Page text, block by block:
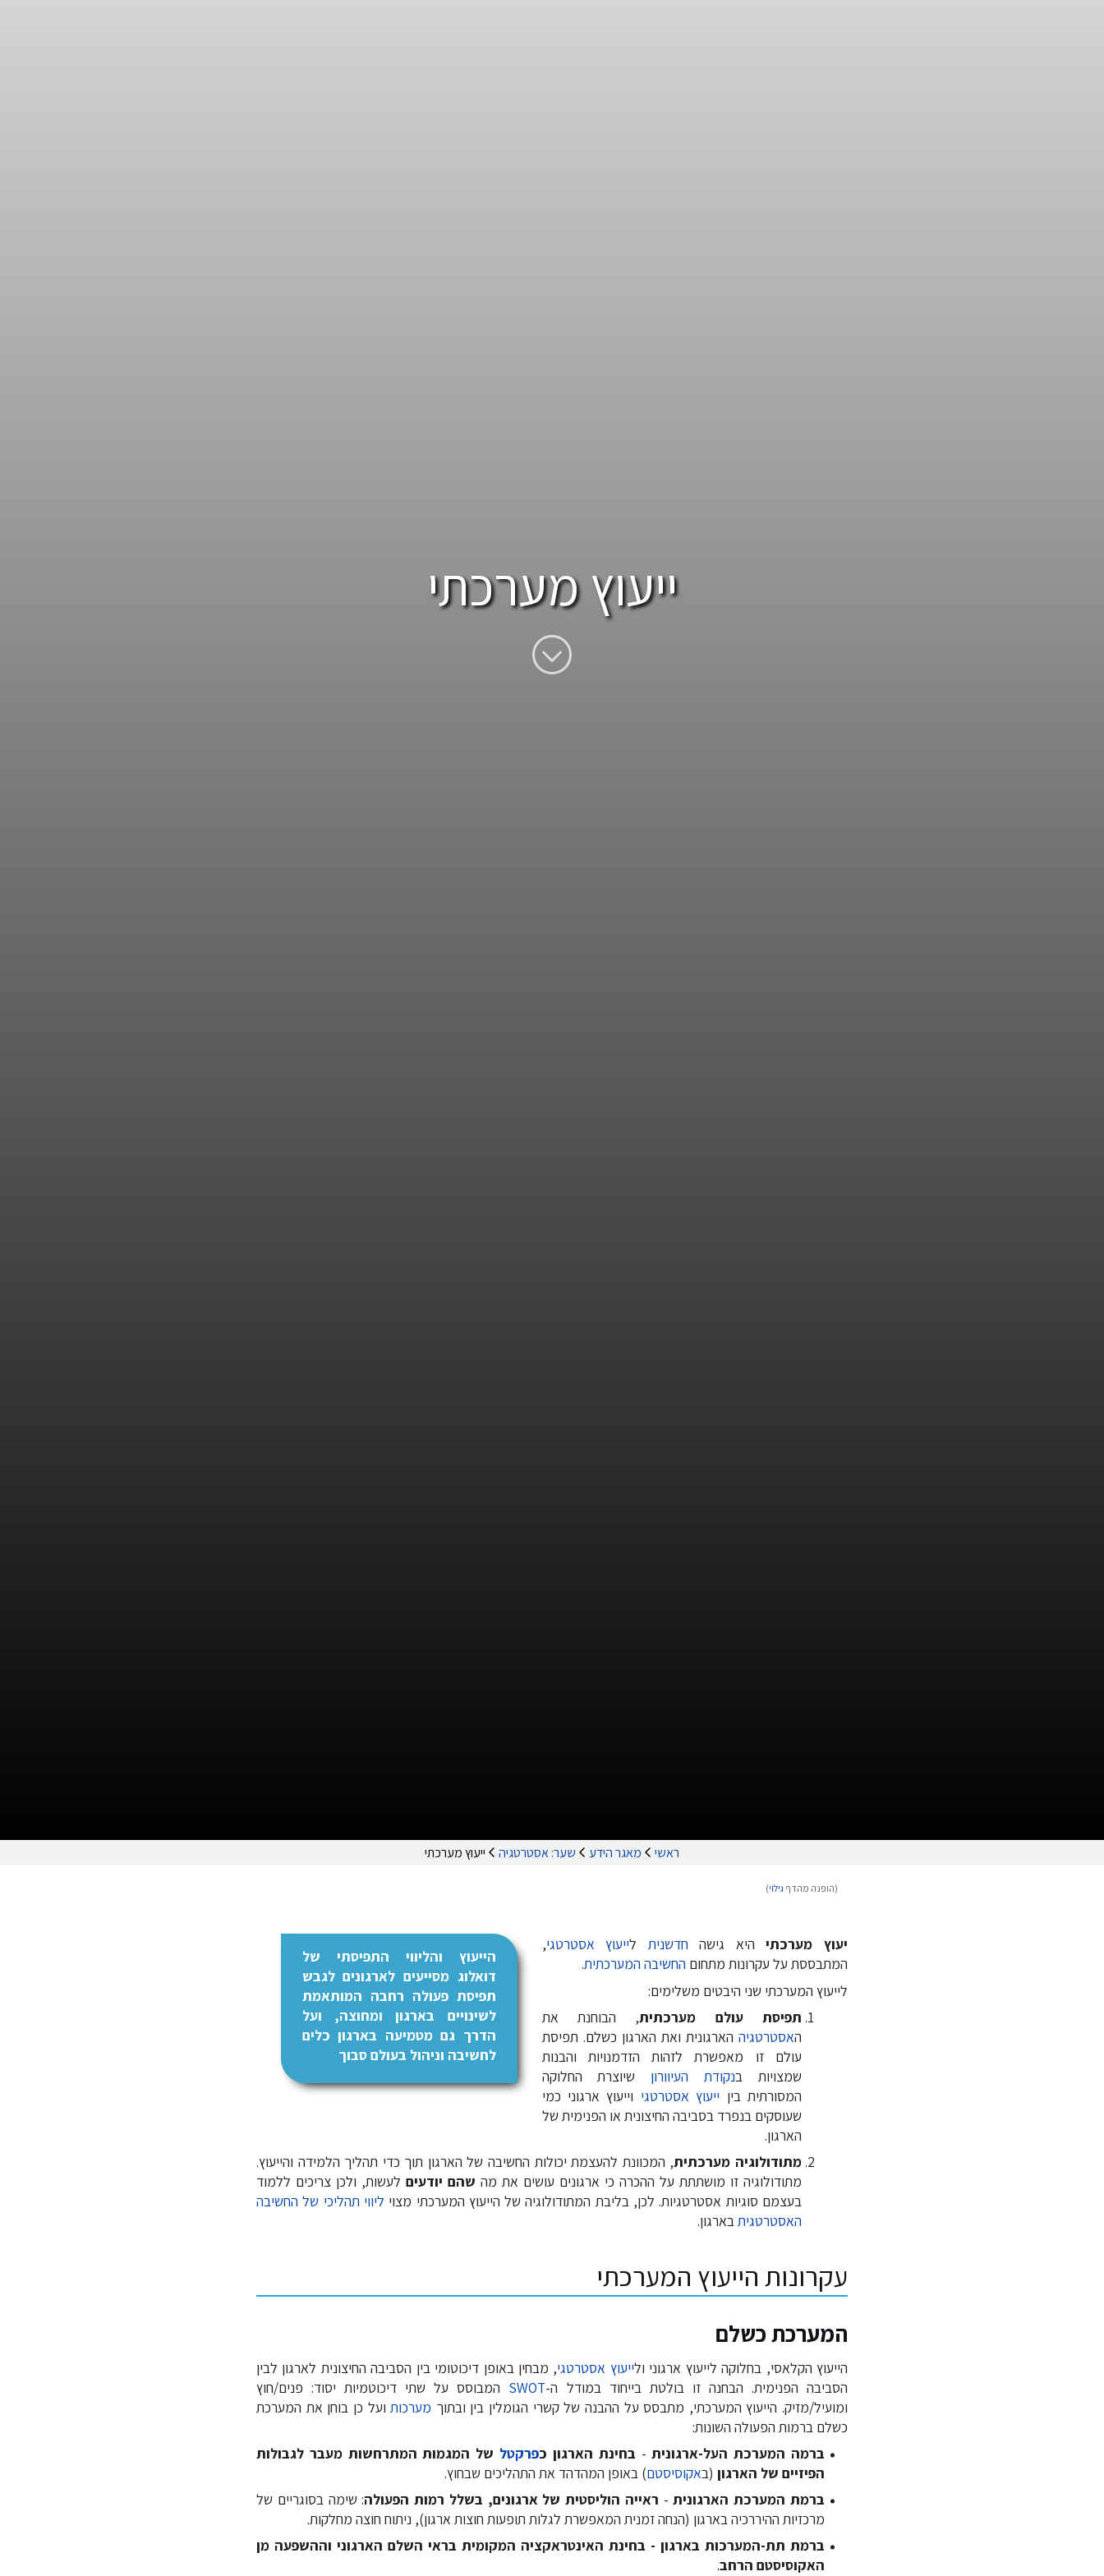
ייעוץ מערכתי
ראשי מאגר הידע שער: אסטרטגיה ייעוץ מערכתי
(הופנה מהדף גילוי)
הייעוץ והליווי התפיסתי של
דואלוג מסייעים לארגונים לגבש
תפיסת פעולה רחבה המותאמת
לשינויים בארגון ומחוצה, ועל
הדרך גם מטמיעה בארגון כלים
לחשיבה וניהול בעולם סבוך
יעוץ מערכתי היא גישה חדשנית לייעוץ אסטרטגי,
המתבססת על עקרונות מתחום החשיבה המערכתית.
לייעוץ המערכתי שני היבטים משלימים:
תפיסת עולם מערכתית, הבוחנת את
האסטרטגיה הארגונית ואת הארגון כשלם. תפיסת
עולם זו מאפשרת לזהות הזדמנויות והבנות
שמצויות בנקודת העיוורון שיוצרת החלוקה
המסורתית בין ייעוץ אסטרטגי וייעוץ ארגוני כמי
שעוסקים בנפרד בסביבה החיצונית או הפנימית של
הארגון.
מתודולוגיה מערכתית, המכוונת להעצמת יכולות החשיבה של הארגון תוך כדי תהליך הלמידה והייעוץ.
מתודולוגיה זו מושתתת על ההכרה כי ארגונים עושים את מה שהם יודעים לעשות, ולכן צריכים ללמוד
בעצמם סוגיות אסטרטגיות. לכן, בליבת המתודולוגיה של הייעוץ המערכתי מצוי ליווי תהליכי של החשיבה
האסטרטגיתבארגון.
עקרונות הייעוץ המערכתי
המערכת כשלם
הייעוץ הקלאסי, בחלוקה לייעוץ ארגוני ולייעוץ אסטרטגי, מבחין באופן דיכוטומי בין הסביבה החיצונית לארגון לבין
הסביבה הפנימית. הבחנה זו בולטת בייחוד במודל ה-SWOT המבוסס על שתי דיכוטמיות יסוד: פנים/חוץ
ומועיל/מזיק. הייעוץ המערכתי, מתבסס על ההבנה של קשרי הגומלין בין ובתוך מערכותועל כן בוחן את המערכת
כשלם ברמות הפעולה השונות:
ברמה המערכת העל-ארגונית - בחינת הארגון כפרקטל של המגמות המתרחשות מעבר לגבולות
הפיזיים של הארגון (באקוסיסטם) באופן המהדהד את התהליכים שבחוץ.
ברמת המערכת הארגונית - ראייה הוליסטית של ארגונים, בשלל רמות הפעולה: שימה בסוגריים של
מרכזיות ההיררכיה בארגון (הנחה זמנית המאפשרת לגלות תופעות חוצות ארגון), ניתוח חוצה מחלקות.
ברמת תת-המערכות בארגון - בחינת האינטראקציה המקומית בראי השלם הארגוני וההשפעה מן
האקוסיסטם הרחב.